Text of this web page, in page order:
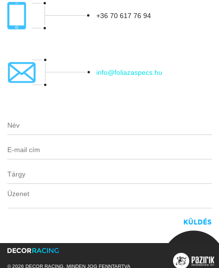
+36 70 617 76 94
info@foliazaspecs.hu
© 2026 DECOR RACING, MINDEN JOG FENNTARTVA